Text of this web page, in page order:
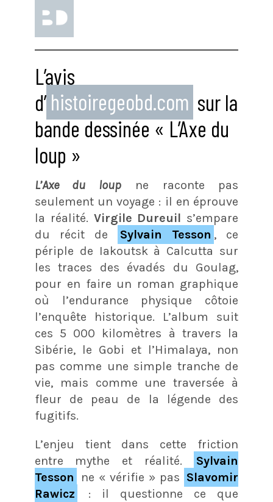
L’avis
d’ histoiregeobd.com sur la
bande dessinée « L’Axe du
loup »
L’Axe du loup ne raconte pas
seulement un voyage : il en éprouve
la réalité. Virgile Dureuil s’empare
du récit de
Sylvain Tesson , ce
périple de Iakoutsk à Calcutta sur
les traces des évadés du Goulag,
pour en faire un roman graphique
où l’endurance physique côtoie
l’enquête historique. L’album suit
ces 5 000 kilomètres à travers la
Sibérie, le Gobi et l’Himalaya, non
pas comme une simple tranche de
vie, mais comme une traversée à
fleur de peau de la légende des
fugitifs.​
L’enjeu tient dans cette friction
entre mythe et réalité.
Sylvain
Tesson
ne « vérifie » pas Slavomir
Rawicz
: il questionne ce que